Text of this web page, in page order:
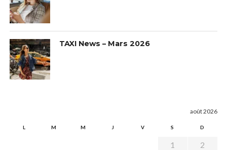
TAXI News – Mars 2026
août 2026
L M M J V S D
1
2